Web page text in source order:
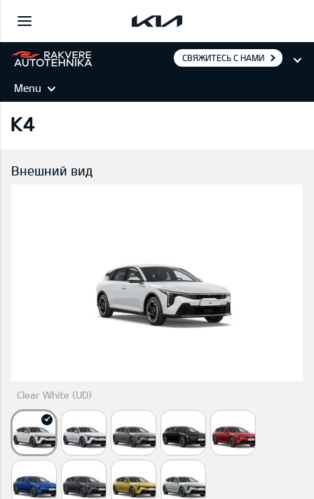
СВЯЖИТЕСЬ С НАМИ
Menu
K4
Внешний вид
Clear White (UD)